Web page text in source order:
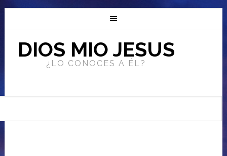
DIOS MIO JESUS
¿LO CONOCES A ÉL?